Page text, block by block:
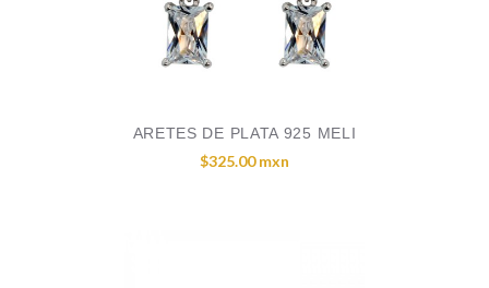
ARETES DE PLATA 925 MELI
$325.00 mxn